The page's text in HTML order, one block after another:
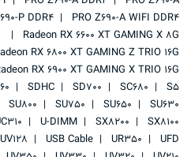
PRO Z690-A WIFI DDR4
P DDR4
Radeon RX 6600 XT GAMING X 8G
RX 6800 XT GAMING Z TRIO 16G
RX 6900 XT GAMING X TRIO 16G
S5
SC680
SD700
SDHC
SU630
SU650
SU750
SU800
SX8100
SX8200
U-DIMM
UFD
UR350
USB Cable
UV128